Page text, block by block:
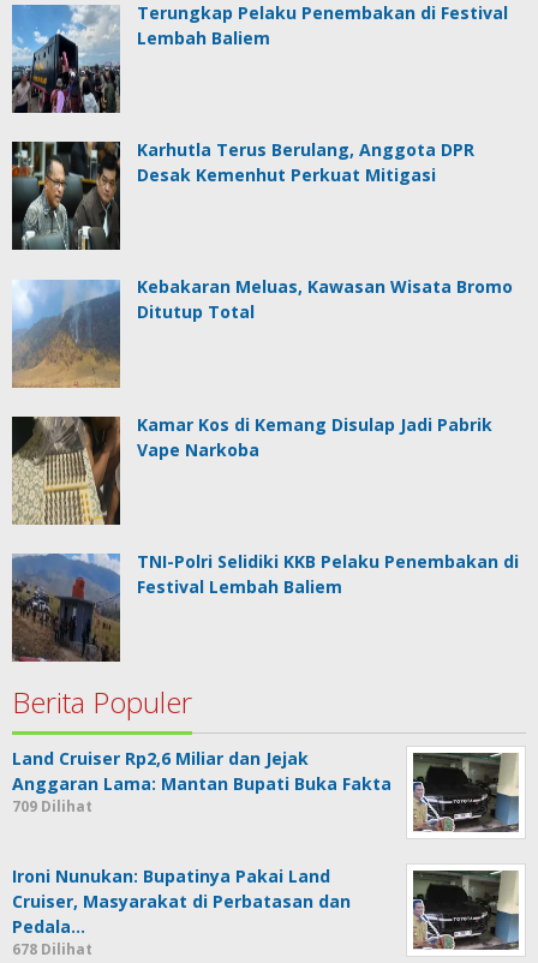
Terungkap Pelaku Penembakan di Festival
Lembah Baliem
Karhutla Terus Berulang, Anggota DPR
Desak Kemenhut Perkuat Mitigasi
Kebakaran Meluas, Kawasan Wisata Bromo
Ditutup Total
Kamar Kos di Kemang Disulap Jadi Pabrik
Vape Narkoba
TNI-Polri Selidiki KKB Pelaku Penembakan di
Festival Lembah Baliem
Berita Populer
Land Cruiser Rp2,6 Miliar dan Jejak
Anggaran Lama: Mantan Bupati Buka Fakta
709 Dilihat
Ironi Nunukan: Bupatinya Pakai Land
Cruiser, Masyarakat di Perbatasan dan
Pedala…
678 Dilihat